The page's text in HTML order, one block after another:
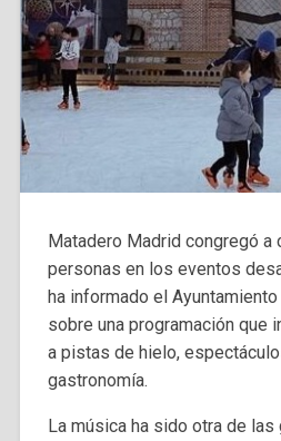
Matadero Madrid congregó a
personas en los eventos
ha informado el
sobre una programación que
a pistas de hielo,
gastronomía.
La música ha sido otra de las